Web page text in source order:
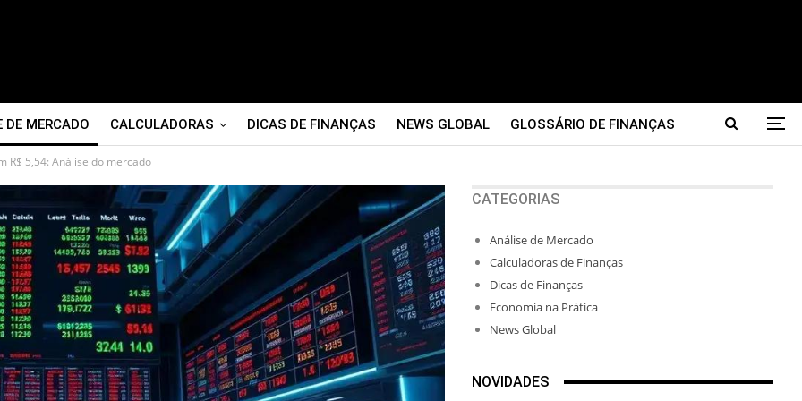
DE MERCADO CALCULADORAS DICAS DE FINANÇAS NEWS GLOBAL GLOSSÁRIO DE FINANÇAS
R$ 5,54: Análise do mercado
CATEGORIAS
Análise de Mercado
Calculadoras de Finanças
Dicas de Finanças
Economia na Prática
News Global
NOVIDADES